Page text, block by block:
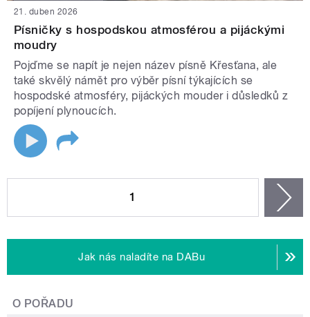
21. duben 2026
Písničky s hospodskou atmosférou a pijáckými
moudry
Pojďme se napít je nejen název písně Křesťana, ale
také skvělý námět pro výběr písní týkajících se
hospodské atmosféry, pijáckých mouder i důsledků z
popíjení plynoucích.
1
Jak nás naladíte na DABu
O POŘADU